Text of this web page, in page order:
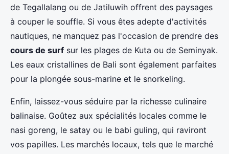
de Tegallalang ou de Jatiluwih offrent des paysages
à couper le souffle. Si vous êtes adepte d'activités
nautiques, ne manquez pas l'occasion de prendre des
cours de surf sur les plages de Kuta ou de Seminyak.
Les eaux cristallines de Bali sont également parfaites
pour la plongée sous-marine et le snorkeling.
Enfin, laissez-vous séduire par la richesse culinaire
balinaise. Goûtez aux spécialités locales comme le
nasi goreng, le satay ou le babi guling, qui raviront
vos papilles. Les marchés locaux, tels que le marché